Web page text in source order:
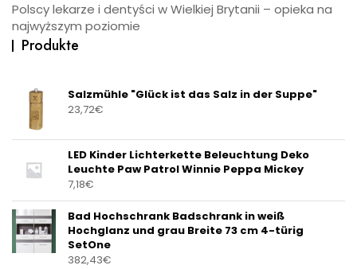
Polscy lekarze i dentyści w Wielkiej Brytanii – opieka na
najwyższym poziomie
Produkte
Salzmühle "Glück ist das Salz in der Suppe"
23,72€
LED Kinder Lichterkette Beleuchtung Deko
Leuchte Paw Patrol Winnie Peppa Mickey
7,18€
Bad Hochschrank Badschrank in weiß
Hochglanz und grau Breite 73 cm 4-türig
SetOne
382,43€